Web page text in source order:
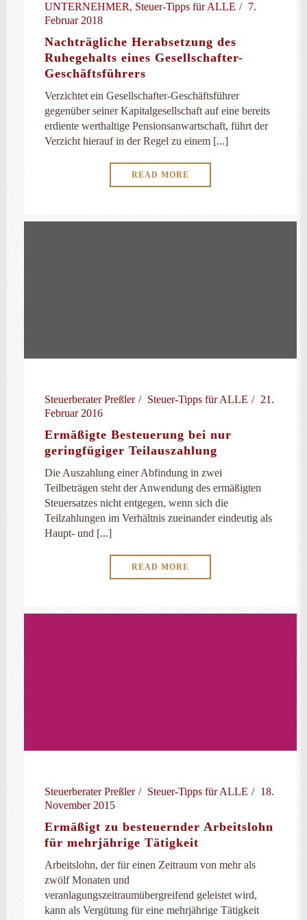
UNTERNEHMER, Steuer-Tipps für ALLE
7.
Februar 2018
Nachträgliche Herabsetzung des
Ruhegehalts eines Gesellschafter-
Geschäftsführers
Verzichtet ein Gesellschafter-Geschäftsführer
gegenüber seiner Kapitalgesellschaft auf eine bereits
erdiente werthaltige Pensionsanwartschaft, führt der
Verzicht hierauf in der Regel zu einem [...]
READ MORE
Steuerberater Preßler Steuer-Tipps für ALLE
21.
Februar 2016
Ermäßigte Besteuerung bei nur
geringfügiger Teilauszahlung
Die Auszahlung einer Abfindung in zwei
Teilbeträgen steht der Anwendung des ermäßigten
Steuersatzes nicht entgegen, wenn sich die
Teilzahlungen im Verhältnis zueinander eindeutig als
Haupt- und [...]
READ MORE
Steuerberater Preßler Steuer-Tipps für ALLE
18.
November 2015
Ermäßigt zu besteuernder Arbeitslohn
für mehrjährige Tätigkeit
Arbeitslohn, der für einen Zeitraum von mehr als
zwölf Monaten und
veranlagungszeitraumübergreifend geleistet wird,
kann als Vergütung für eine mehrjährige Tätigkeit